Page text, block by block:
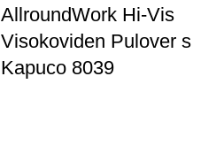
AllroundWork Hi-Vis
Visokoviden Pulover s
Kapuco 8039